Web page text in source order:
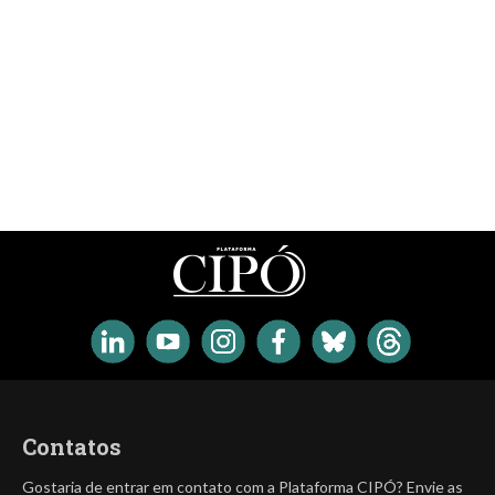
Contatos
Gostaria de entrar em contato com a Plataforma CIPÓ? Envie as